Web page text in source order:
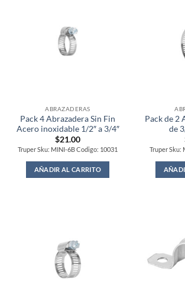
ABRAZADERAS
Pack 4 Abrazadera Sin Fin
Acero inoxidable 1/2″ a 3/4″
$21.00
Truper Sku: MINI-6B Codigo: 10031
AÑADIR AL CARRITO
Pack de 2
de
Truper Sku: